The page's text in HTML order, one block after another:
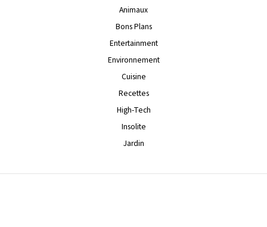
Animaux
Bons Plans
Entertainment
Environnement
Cuisine
Recettes
High-Tech
Insolite
Jardin